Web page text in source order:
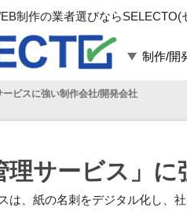
制作の業者選びならSELECTO(
制作/開
システム開発
運用代行
コンテンツ制作
ービスに強い制作会社/開発会社
理サービス」
は、紙の名刺をデジタル化し、